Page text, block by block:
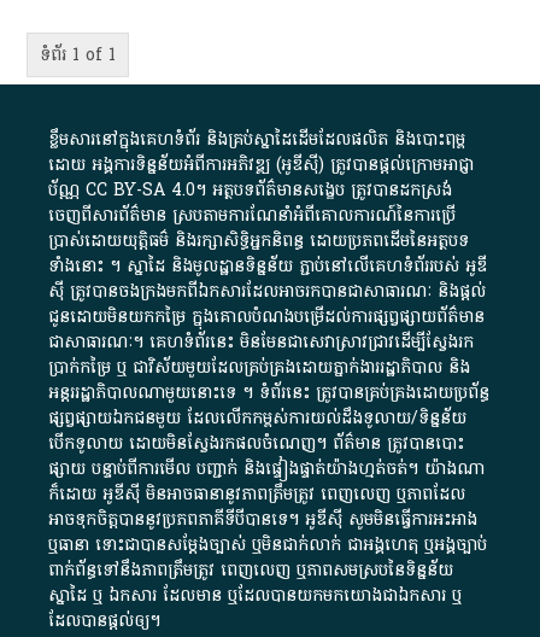
ទំព័រ 1 of 1
ខ្លឹមសារ​នៅ​ក្នុង​គេហទំព័រ និង​គ្រប់​ស្នា​ដៃ​ដើម​ដែល​ផលិត​ និង​បោះពុម្ព​
ដោយ​ អង្គការ​ទិន្នន័យ​អំពី​ការអភិវឌ្ឍ​​ (អូ​ឌី​ស៊ី)​ ត្រូវ​បាន​ផ្តល់​ក្រោម​អាជ្ញា
ប័ណ្ណ​CC BY-SA 4.0។​ អត្ថបទ​ព័ត៌មាន​សង្ខេប​ ត្រូវ​បាន​ដកស្រង់​
ចេញពី​សារព័ត៌មាន ស្របតាមការ​ណែនាំ​អំពី​គោលការណ៍​នៃ​ការ​ប្រើ
ប្រាស់​ដោយ​យុត្តិធម៌​ និង​រក្សាសិទ្ធិអ្នកនិពន្ធ ដោយ​ប្រភពដើម​នៃ​​អត្ថបទ
ទាំង​នោះ​ ។​ ស្នាដៃ​ និង​មូលដ្ឋាន​ទិន្នន័យ ​ភ្ជាប់​នៅ​លើ​គេហទំព័រ​របស់​ អូ​ឌី​
ស៊ី​ ត្រូវ​បាន​ចងក្រង​មក​ពី​ឯកសារ​ដែល​អាច​រក​បានជា​សាធារណៈ​ និង​ផ្តល់​
ជូន​ដោយ​មិន​យក​កម្រៃ​ ក្នុង​គោលបំណង​បម្រើ​ដល់ការ​ផ្សព្វផ្សាយ​ព័ត៌មាន​
ជា​សាធារណៈ​។​ គេហទំព័រ​នេះ​ មិនមែន​ជា​សេវា​ស្រាវជ្រាវ​ដើម្បី​ស្វែងរក
ប្រាក់​កម្រៃ​ ឬ​ ជា​វិស័យ​មួយ​ដែល​គ្រប់គ្រង​ដោយ​ភ្នាក់ងារ​រដ្ឋាភិបាល​ និង ​
អន្តររដ្ឋាភិបាល​ណាមួយ​នោះ​ទេ ​។​ ទំព័រ​នេះ​ ត្រូវ​បាន​គ្រប់គ្រង​ដោយ​ប្រព័ន្ធ​
ផ្សព្វផ្សាយ​ឯកជន​មួយ​ ដែល​លើកកម្ពស់​ការ​យល់​ដឹង​ទូលាយ​/​ទិន្នន័យ​
បើក​ទូលាយ​ ដោយ​មិនស្វែង​រក​ផល​ចំណេញ​។​ ព័ត៌មាន​ ត្រូវ​បាន​បោះ
ផ្សាយ​ បន្ទាប់​ពី​ការ​មើល​ បញ្ជាក់​ និង​ផ្ទៀងផ្ទាត់​យ៉ាង​ហ្មត់ចត់​។​ យ៉ាងណា​
ក៏​ដោយ​ អូ​ឌី​ស៊ី​ មិន​អាច​ធានា​នូវ​ភាព​ត្រឹមត្រូវ​ ពេញលេញ​ ឬ​ភាព​ដែល​
អាច​ទុកចិត្ត​បាននូវ​ប្រភព​ភាគី​ទី​បី​បាន​ទេ​។​ អូ​ឌី​ស៊ី​ សូម​មិន​ធ្វើការ​អះអាង​
ឬ​ធានា​ ទោះជា​បាន​សម្តែង​ច្បាស់​ ឬ​មិន​ជាក់លាក់​ ជា​អង្គហេតុ​ ឬ​អង្គច្បាប់​
ពាក់ព័ន្ធ​ទៅ​នឹង​ភាព​ត្រឹមត្រូវ​ ពេញលេញ​ ឬ​ភាព​សម​ស្រប​នៃ​ទិន្នន័យ​
ស្នាដៃ​ ឬ​ ឯកសារ​ ដែល​មាន​ ឬ​ដែល​បាន​យក​មក​យោង​ជា​ឯកសារ​ ឬ​
ដែល​បាន​ផ្តល់​ឲ្យ​។